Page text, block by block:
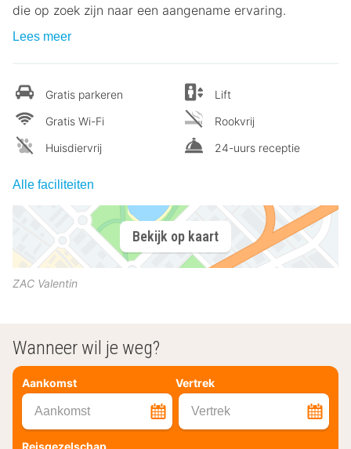
die op zoek zijn naar een aangename ervaring.
Lees meer
Gratis parkeren
Gratis Wi-Fi
Huisdiervrij
Lift
Rookvrij
24-uurs receptie
Alle faciliteiten
Bekijk op kaart
ZAC Valentin
Wanneer wil je weg?
Aankomst Vertrek
Aankomst Vertrek
Reisgezelschap